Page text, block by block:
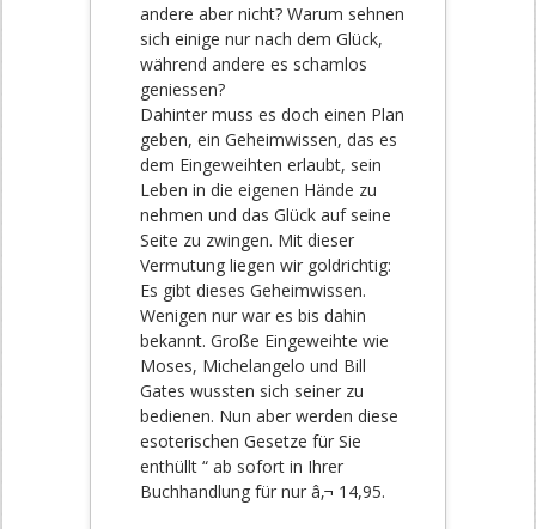
andere aber nicht? Warum sehnen
sich einige nur nach dem Glück,
während andere es schamlos
geniessen?
Dahinter muss es doch einen Plan
geben, ein Geheimwissen, das es
dem Eingeweihten erlaubt, sein
Leben in die eigenen Hände zu
nehmen und das Glück auf seine
Seite zu zwingen. Mit dieser
Vermutung liegen wir goldrichtig:
Es gibt dieses Geheimwissen.
Wenigen nur war es bis dahin
bekannt. Große Eingeweihte wie
Moses, Michelangelo und Bill
Gates wussten sich seiner zu
bedienen. Nun aber werden diese
esoterischen Gesetze für Sie
enthüllt “ ab sofort in Ihrer
Buchhandlung für nur â‚¬ 14,95.